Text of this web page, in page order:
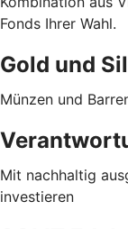
Fonds Ihrer Wahl.
Gold und
Münzen und
Mit nachhaltig
investieren